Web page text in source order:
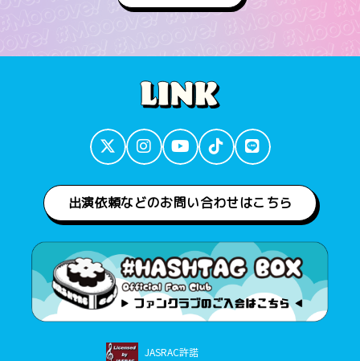
出演依頼などのお問い合わせはこちら
JASRAC許諾